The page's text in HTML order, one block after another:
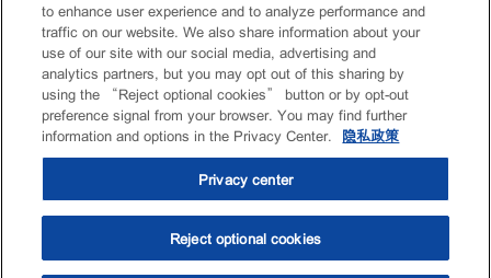
to enhance user experience and to analyze performance and
traffic on our website. We also share information about your
use of our site with our social media, advertising and
analytics partners, but you may opt out of this sharing by
using the “Reject optional cookies” button or by opt-out
preference signal from your browser. You may find further
information and options in the Privacy Center.
隐私政策
Privacy center
Reject optional cookies